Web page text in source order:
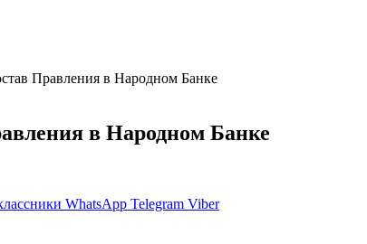
Правления в Народном Банке
в Народном Банке
WhatsApp Telegram Viber